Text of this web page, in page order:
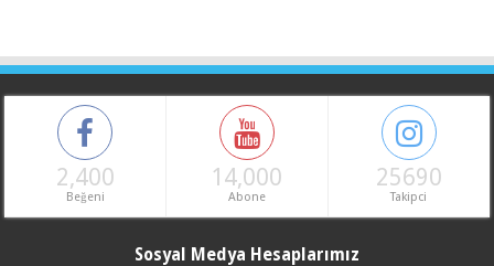
2,400
Beğeni
14,000
Abone
25690
Takipci
Sosyal Medya Hesaplarımız